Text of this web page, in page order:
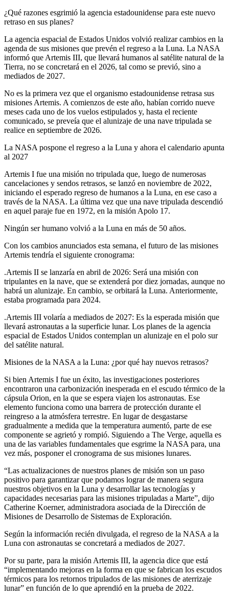
¿Qué razones esgrimió la agencia estadounidense para este nuevo
retraso en sus planes?
La agencia espacial de Estados Unidos volvió realizar cambios en la
agenda de sus misiones que prevén el regreso a la Luna. La NASA
informó que Artemis III, que llevará humanos al satélite natural de la
Tierra, no se concretará en el 2026, tal como se previó, sino a
mediados de 2027.
No es la primera vez que el organismo estadounidense retrasa sus
misiones Artemis. A comienzos de este año, habían corrido nueve
meses cada uno de los vuelos estipulados y, hasta el reciente
comunicado, se preveía que el alunizaje de una nave tripulada se
realice en septiembre de 2026.
La NASA pospone el regreso a la Luna y ahora el calendario apunta
al 2027
Artemis I fue una misión no tripulada que, luego de numerosas
cancelaciones y sendos retrasos, se lanzó en noviembre de 2022,
iniciando el esperado regreso de humanos a la Luna, en ese caso a
través de la NASA. La última vez que una nave tripulada descendió
en aquel paraje fue en 1972, en la misión Apolo 17.
Ningún ser humano volvió a la Luna en más de 50 años.
Con los cambios anunciados esta semana, el futuro de las misiones
Artemis tendría el siguiente cronograma:
.Artemis II se lanzaría en abril de 2026: Será una misión con
tripulantes en la nave, que se extenderá por diez jornadas, aunque no
habrá un alunizaje. En cambio, se orbitará la Luna. Anteriormente,
estaba programada para 2024.
.Artemis III volaría a mediados de 2027: Es la esperada misión que
llevará astronautas a la superficie lunar. Los planes de la agencia
espacial de Estados Unidos contemplan un alunizaje en el polo sur
del satélite natural.
Misiones de la NASA a la Luna: ¿por qué hay nuevos retrasos?
Si bien Artemis I fue un éxito, las investigaciones posteriores
encontraron una carbonización inesperada en el escudo térmico de la
cápsula Orion, en la que se espera viajen los astronautas. Ese
elemento funciona como una barrera de protección durante el
reingreso a la atmósfera terrestre. En lugar de desgastarse
gradualmente a medida que la temperatura aumentó, parte de ese
componente se agrietó y rompió. Siguiendo a The Verge, aquella es
una de las variables fundamentales que esgrime la NASA para, una
vez más, posponer el cronograma de sus misiones lunares.
“Las actualizaciones de nuestros planes de misión son un paso
positivo para garantizar que podamos lograr de manera segura
nuestros objetivos en la Luna y desarrollar las tecnologías y
capacidades necesarias para las misiones tripuladas a Marte”, dijo
Catherine Koerner, administradora asociada de la Dirección de
Misiones de Desarrollo de Sistemas de Exploración.
Según la información recién divulgada, el regreso de la NASA a la
Luna con astronautas se concretará a mediados de 2027.
Por su parte, para la misión Artemis III, la agencia dice que está
“implementando mejoras en la forma en que se fabrican los escudos
térmicos para los retornos tripulados de las misiones de aterrizaje
lunar” en función de lo que aprendió en la prueba de 2022.